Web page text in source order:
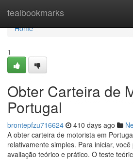
tealbookmarks
Home
Home
1
Obter Carteira de
Portugal
brontepfzu716624 410 days ago
A obter carteira de motorista em
relativamente simples. Para iniciar,
avaliação teórico e prático. O teste